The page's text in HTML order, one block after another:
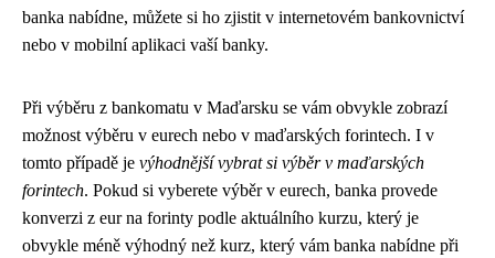
banka nabídne, můžete si ho zjistit v internetovém bankovnictví
nebo v mobilní aplikaci vaší banky.
Při výběru z bankomatu v Maďarsku se vám obvykle zobrazí
možnost výběru v eurech nebo v maďarských forintech. I v
tomto případě je výhodnější vybrat si výběr v maďarských
forintech. Pokud si vyberete výběr v eurech, banka provede
konverzi z eur na forinty podle aktuálního kurzu, který je
obvykle méně výhodný než kurz, který vám banka nabídne při